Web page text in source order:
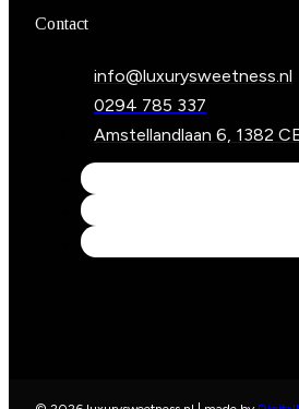
Contact
info@luxurysweetness.nl
0294 785 337
Amstellandlaan 6, 1382